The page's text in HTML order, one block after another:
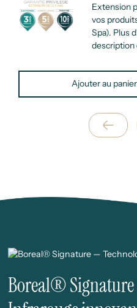
Extension
vos
Spa). Plus
description
Ajouter au panier
Boreal®